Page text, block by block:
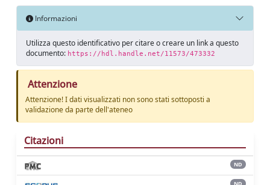
Informazioni
Utilizza questo identificativo per citare o creare un link a questo
documento: https://hdl.handle.net/11573/473332
Attenzione
Attenzione! I dati visualizzati non sono stati sottoposti a
validazione da parte dell'ateneo
Citazioni
ND